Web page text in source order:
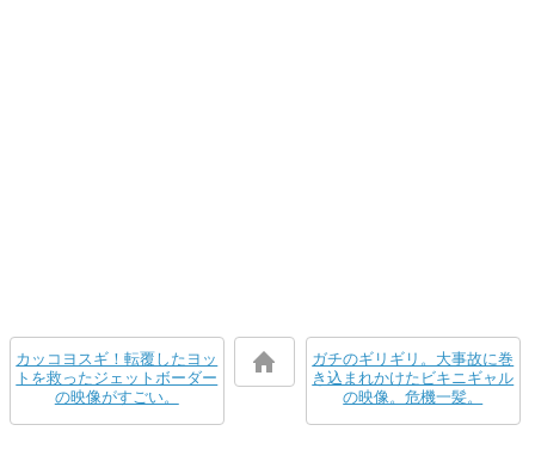
カッコヨスギ！転覆したヨッ
トを救ったジェットボーダー
の映像がすごい。
ガチのギリギリ。大事故に巻
き込まれかけたビキニギャル
の映像。危機一髪。